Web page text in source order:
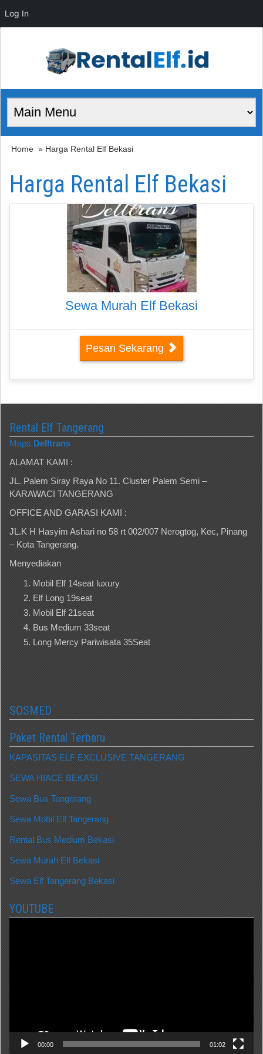
Home » Harga Rental Elf Bekasi
Harga Rental Elf Bekasi
Sewa Murah Elf Bekasi
Pesan Sekarang
Rental Elf Tangerang
Maps Delltrans
ALAMAT KAMI :
JL. Palem Siray Raya No 11. Cluster Palem Semi –
KARAWACI TANGERANG
OFFICE AND GARASI KAMI :
JL.K H Hasyim Ashari no 58 rt 002/007 Nerogtog, Kec, Pinang
– Kota Tangerang.
Menyediakan
Mobil Elf 14seat luxury
Elf Long 19seat
Mobil Elf 21seat
Bus Medium 33seat
Long Mercy Pariwisata 35Seat
SOSMED
Paket Rental Terbaru
KAPASITAS ELF EXCLUSIVE TANGERANG
SEWA HIACE BEKASI
Sewa Bus Tangerang
Sewa Mobil Elf Tangerang
Rental Bus Medium Bekasi
Sewa Murah Elf Bekasi
Sewa Elf Tangerang Bekasi
YOUTUBE
00:00 01:02
Log In